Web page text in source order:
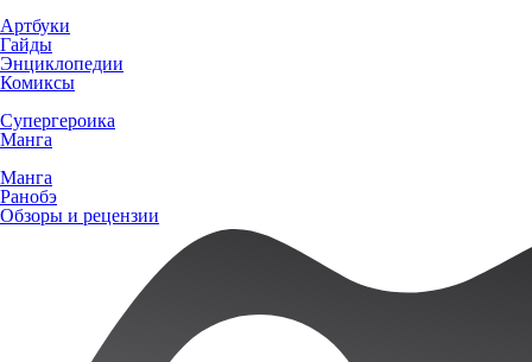
Артбуки
Гайды
Энциклопедии
Комиксы
Супергероика
Манга
Манга
Ранобэ
Обзоры и рецензии